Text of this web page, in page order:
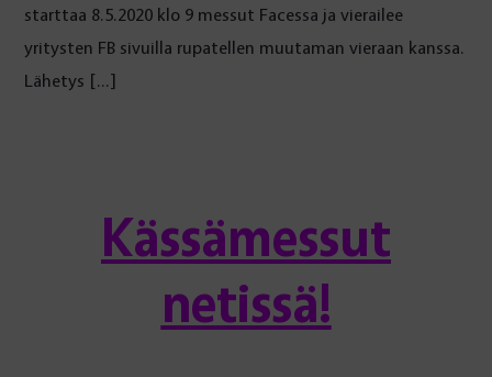
starttaa 8.5.2020 klo 9 messut Facessa ja vierailee
yritysten FB sivuilla rupatellen muutaman vieraan kanssa.
Lähetys […]
Kässämessut
netissä!